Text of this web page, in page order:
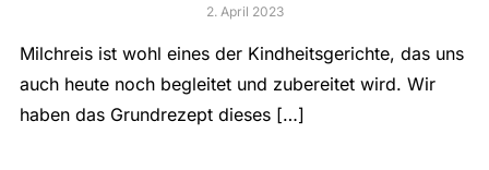
2. April 2023
Milchreis ist wohl eines der Kindheitsgerichte, das uns
auch heute noch begleitet und zubereitet wird. Wir
haben das Grundrezept dieses […]